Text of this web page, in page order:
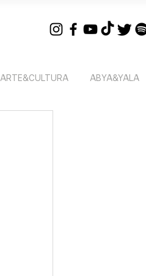
ARTE&CULTURA ABYA&YALA